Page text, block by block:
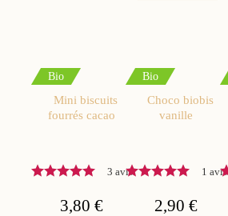
Bio
Mini biscuits
fourrés cacao
3 avis
3,80 €
Bio
Choco biobis
vanille
1 avis
2,90 €